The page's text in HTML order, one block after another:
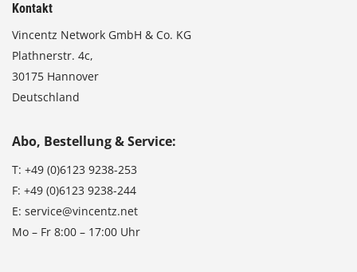
Kontakt
Vincentz Network GmbH & Co. KG
Plathnerstr. 4c,
30175 Hannover
Deutschland
Abo, Bestellung & Service:
T: +49 (0)6123 9238-253
F: +49 (0)6123 9238-244
E: service@vincentz.net
Mo – Fr 8:00 – 17:00 Uhr